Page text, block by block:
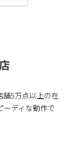
舗5万点以上の在
ーディな動作で